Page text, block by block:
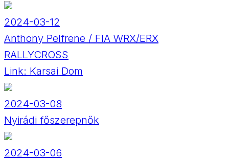
2024-03-12
Anthony Pelfrene / FIA WRX/ERX
RALLYCROSS
Link: Karsai Dom
2024-03-08
Nyirádi főszerepnők
2024-03-06